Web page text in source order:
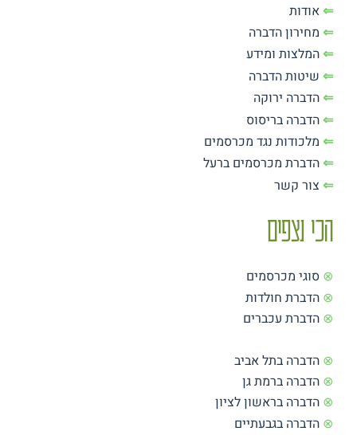
⇐אודות
⇐ מחירון הדברה
⇐המלצות ומידע
⇐ שיטות הדברה
⇐הדברה ירוקה
⇐הדברה בריסוס
⇐ מלכודות נגד מכרסמים
⇐הדברת מכרסמים ברעל
⇐ צור קשר
הכי נצפים
⊗ סוגי מכרסמים
⊗ הדברת חולדות
⊗ הדברת עכברים
⊗ הדברה בתל אביב
⊗ הדברה ברמת גן
⊗ הדברה בראשון לציון
⊗ הדברה בגבעתיים